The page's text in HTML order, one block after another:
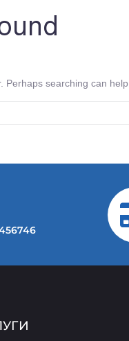
Perhaps searching can